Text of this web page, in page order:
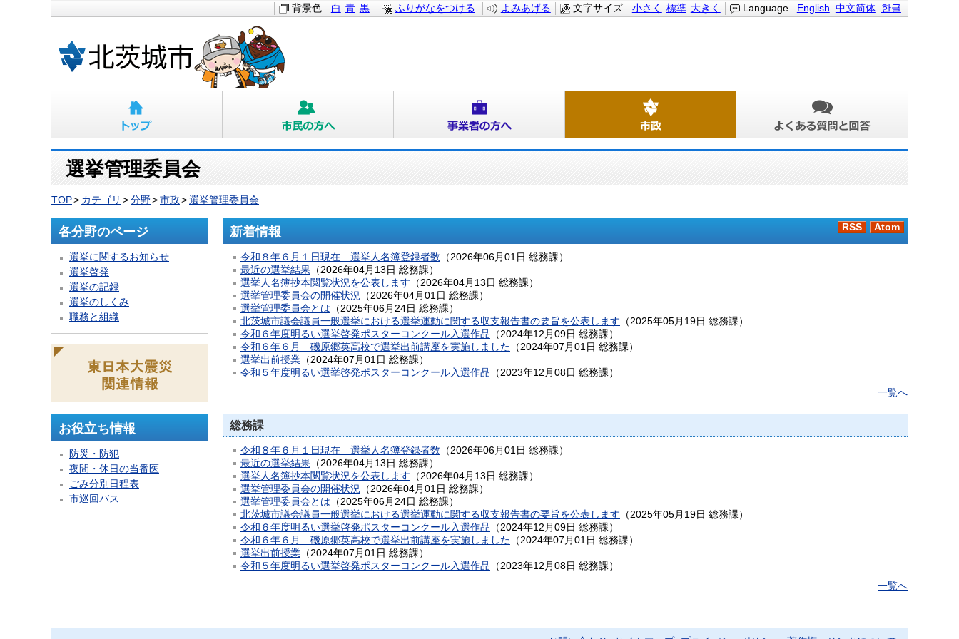
Language English 中文简体 한글
文字サイズ 小さく 標準 大きく
背景色 白 青 黒 ふりがなをつける よみあげる
選挙管理委員会
TOP カテゴリ 分野 市政 選挙管理委員会
新着情報 RSS Atom
令和８年６月１日現在 選挙人名簿登録者数 （2026年06月01日 総務課）
最近の選挙結果 （2026年04月13日 総務課）
選挙人名簿抄本閲覧状況を公表します （2026年04月13日 総務課）
選挙管理委員会の開催状況 （2026年04月01日 総務課）
選挙管理委員会とは （2025年06月24日 総務課）
北茨城市議会議員一般選挙における選挙運動に関する収支報告書の要旨を公表します （2025年05月19日 総務課）
令和６年度明るい選挙啓発ポスターコンクール入選作品 （2024年12月09日 総務課）
令和６年６月 磯原郷英高校で選挙出前講座を実施しました （2024年07月01日 総務課）
選挙出前授業 （2024年07月01日 総務課）
令和５年度明るい選挙啓発ポスターコンクール入選作品 （2023年12月08日 総務課）
一覧へ
総務課
令和８年６月１日現在 選挙人名簿登録者数 （2026年06月01日 総務課）
最近の選挙結果 （2026年04月13日 総務課）
選挙人名簿抄本閲覧状況を公表します （2026年04月13日 総務課）
選挙管理委員会の開催状況 （2026年04月01日 総務課）
選挙管理委員会とは （2025年06月24日 総務課）
北茨城市議会議員一般選挙における選挙運動に関する収支報告書の要旨を公表します （2025年05月19日 総務課）
令和６年度明るい選挙啓発ポスターコンクール入選作品 （2024年12月09日 総務課）
令和６年６月 磯原郷英高校で選挙出前講座を実施しました （2024年07月01日 総務課）
選挙出前授業 （2024年07月01日 総務課）
令和５年度明るい選挙啓発ポスターコンクール入選作品 （2023年12月08日 総務課）
一覧へ
各分野のページ
選挙に関するお知らせ
選挙啓発
選挙の記録
選挙のしくみ
職務と組織
お役立ち情報
防災・防犯
夜間・休日の当番医
ごみ分別日程表
市巡回バス